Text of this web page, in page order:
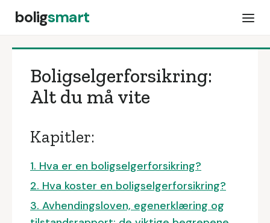
boligsmart
Boligselgerforsikring:
Alt du må vite
Kapitler:
1. Hva er en boligselgerforsikring?
2. Hva koster en boligselgerforsikring?
3. Avhendingsloven, egenerklæring og